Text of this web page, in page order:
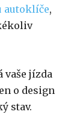
autoklíče,
vaše jízda
o design
stav.